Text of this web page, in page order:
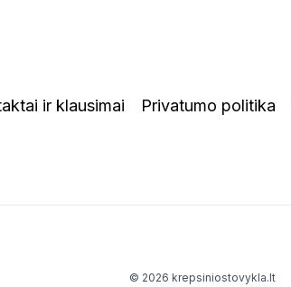
ir klausimai Privatumo politika
© 2026 krepsiniostovykla.lt